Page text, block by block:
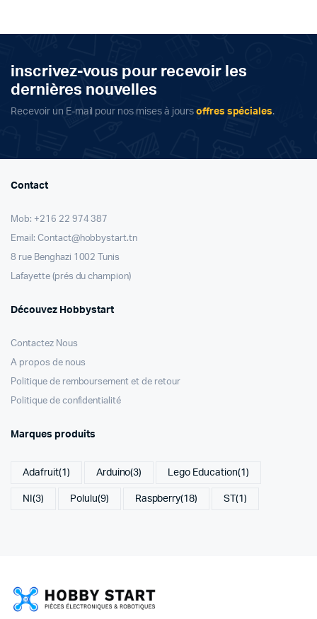
inscrivez-vous pour recevoir les
dernières nouvelles
Recevoir un E-mail pour nos mises à jours offres spéciales.
Contact
Mob: +216 22 974 387
Email: Contact@hobbystart.tn
8 rue Benghazi 1002 Tunis
Lafayette (prés du champion)
Découvez Hobbystart
Contactez Nous
A propos de nous
Politique de remboursement et de retour
Politique de confidentialité
Marques produits
Adafruit(1) Arduino(3) Lego Education(1)
NI (3) Polulu(9) Raspberry(18) ST(1)